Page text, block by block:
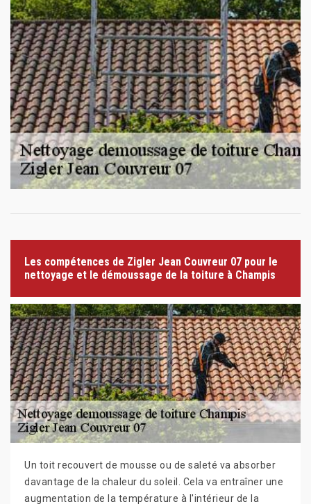
Les compétences de Zigler Jean Couvreur 07 pour le
nettoyage et le démoussage de la toiture à Champis
Un toit recouvert de mousse ou de saleté va absorber
davantage de la chaleur du soleil. Cela va entraîner une
augmentation de la température à l'intérieur de la